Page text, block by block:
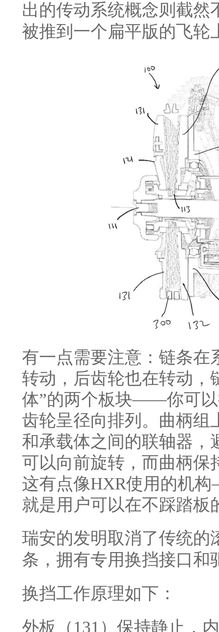
出的传动系统概念则截然
被推到一个扁平版的飞轮
有一点需要注意：链条在
转动，后齿轮也在转动，
体”的两个板块——你可以
齿轮呈径向排列。曲柄组
和承载体之间的联轴器，
可以向前旋转，而曲柄保
这有点像HXR使用的机
就是用户可以在不踩踏板
瑞安的发明取消了传统的
条，拥有专用换挡接口和
换挡工作原理如下：
外板（131）保持静止，